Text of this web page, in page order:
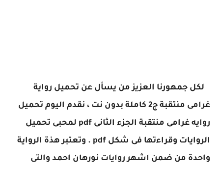
لكل جمهورنا العزيز من يسأل عن تحميل رواية
غرامى منتقبة ج2 كاملة بدون نت
، نقدم اليوم تحميل
روايه غرامى منتقبة الجزء الثانى pdf لمحبى تحميل
الروايات وقراءتها فى شكل pdf . وتعتبر هذة الرواية
واحدة من ضمن اشهر روايات نورهان احمد والتى